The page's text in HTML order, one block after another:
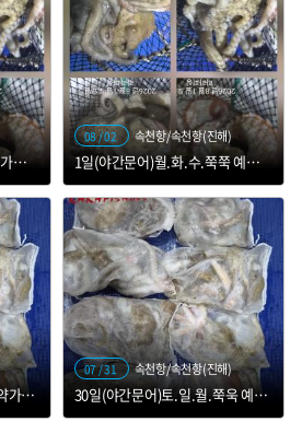
1일(야간문어) 월.화.수.예약가능 덩치덩치 찾으러 가봅니다
08 / 02 속천항/속천항(진해)
1일(야간문어)월.화.수.쭉쭉 예약가능 쫀 쫀 쫀 덩어리 찾으러 갑니다..
(야간문어) 월.화.수.쭉욱 예약가능 덩어리 잡으로 기즈아~
07 / 31 속천항/속천항(진해)
30일(야간문어)토.일.월.쭉욱 예약가능 구서구석 무너 찾으러 갑니다